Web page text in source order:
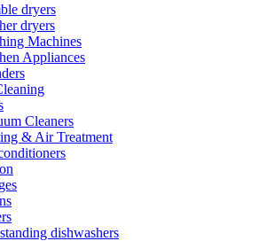
dryers
dryers
Machines
Appliances
Cleaners
& Air Treatment
dishwashers